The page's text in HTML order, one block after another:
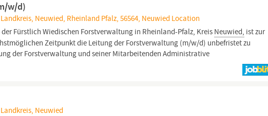
w/d)
Neuwied, Rheinland Pfalz, 56564, Neuwied Location
Fürstlich Wiedischen Forstverwaltung in Rheinland-Pfalz, Kreis Neuwied, ist zur
Zeitpunkt die Leitung der Forstverwaltung (m/w/d) unbefristet zu
der Forstverwaltung und seiner Mitarbeitenden Administrative
Neuwied